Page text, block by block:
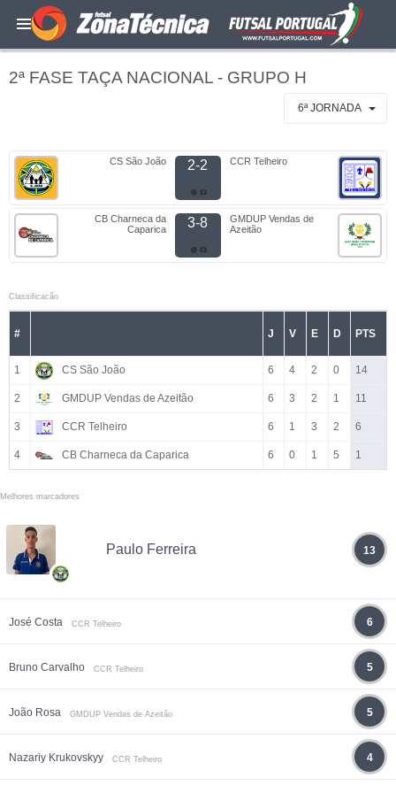
2ª FASE TAÇA NACIONAL - GRUPO H
6ª JORNADA
CS São João 2-2 CCR Telheiro
CB Charneca da
Caparica
3-8
GMDUP Vendas de
Azeitão
Classificacão
# J V E D PTS
1 CS São João 6 4 2 0 14
2 GMDUP Vendas de Azeitão 6 3 2 1 11
3 CCR Telheiro 6 1 3 2 6
4 CB Charneca da Caparica 6 0 1 5 1
Melhores marcadores
Paulo Ferreira 13
José Costa CCR Telheiro 6
Bruno Carvalho CCR Telheiro 5
João Rosa GMDUP Vendas de Azeitão 5
Nazariy Krukovskyy CCR Telheiro 4